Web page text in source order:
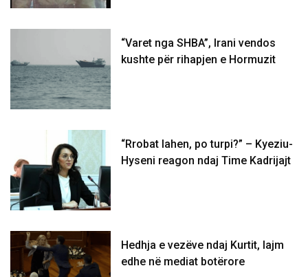
“Varet nga SHBA”, Irani vendos
kushte për rihapjen e Hormuzit
“Rrobat lahen, po turpi?” – Kyeziu-
Hyseni reagon ndaj Time Kadrijajt
Hedhja e vezëve ndaj Kurtit, lajm
edhe në mediat botërore